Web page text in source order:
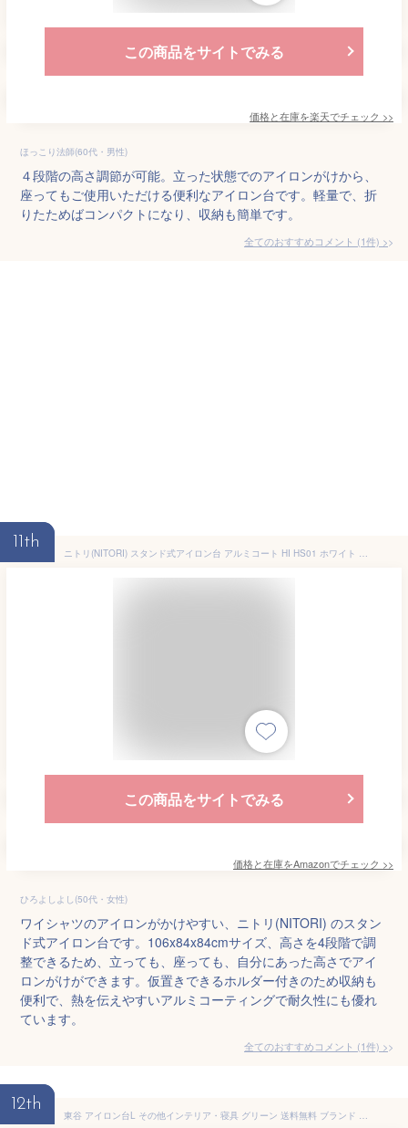
この商品をサイトでみる
価格と在庫を楽天でチェック >>
ほっこり法師(60代・男性)
４段階の高さ調節が可能。立った状態でのアイロンがけから、
座ってもご使用いただける便利なアイロン台です。軽量で、折
りたためばコンパクトになり、収納も簡単です。
全てのおすすめコメント (1件) >
11th
ニトリ(NITORI) スタンド式アイロン台 アルミコート HI HS01 ホワイト 幅106×奥行35×高さ68~84cm 8500938
この商品をサイトでみる
価格と在庫をAmazonでチェック >>
ひろよしよし(50代・女性)
ワイシャツのアイロンがかけやすい、ニトリ(NITORI) のスタン
ド式アイロン台です。106x84x84cmサイズ、高さを4段階で調
整できるため、立っても、座っても、自分にあった高さでアイ
ロンがけができます。仮置きできるホルダー付きのため収納も
便利で、熱を伝えやすいアルミコーティングで耐久性にも優れ
ています。
全てのおすすめコメント (1件) >
12th
東谷 アイロン台L その他インテリア・寝具 グリーン 送料無料 ブランド 洋食器 高級 おしゃれ かわいい 豪華 モダン 人気 おすすめ 結婚 引き出物 ギフト